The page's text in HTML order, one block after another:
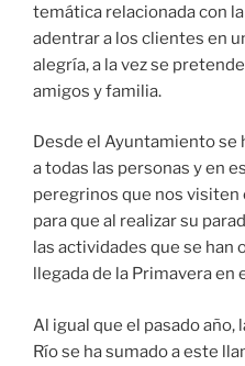
temática relacionada con
adentrar a los clientes en
alegría, a la vez se
amigos y familia.
Desde el Ayuntamiento se
a todas las personas y en
peregrinos que nos
para que al realizar su
las actividades que se han
llegada de la Primavera en
Al igual que el pasado año,
Río se ha sumado a este